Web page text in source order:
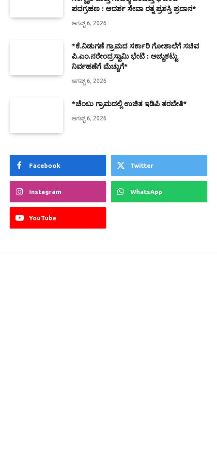
ಪದಗ್ರಹಣ : ಆದರ್ಶ ಸೇವಾ ರತ್ನ ಪ್ರಶಸ್ತಿ ಪ್ರದಾನ*
ಆಗಷ್ಟ್ 6, 2026
*ಕೆ.ನಿಡುಗಣೆ ಗ್ರಾಮದ ಸರ್ಕಾರಿ ಗೋಶಾಲೆಗೆ ಸಚಿವ
ಪಿ.ಎಂ.ನರೇಂದ್ರಸ್ವಾಮಿ ಭೇಟಿ : ಅಚ್ಚುಕಟ್ಟು
ನಿರ್ವಹಣೆಗೆ ಮೆಚ್ಚುಗೆ*
ಆಗಷ್ಟ್ 6, 2026
*ಚೆಂಬು ಗ್ರಾಮದಲ್ಲಿ ಉಚಿತ ಇಡಿಪಿ ತರಬೇತಿ*
ಆಗಷ್ಟ್ 6, 2026
Facebook Twitter
Instagram WhatsApp
YouTube